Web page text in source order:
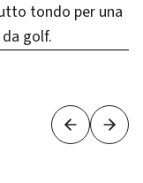
tondo per una
golf.